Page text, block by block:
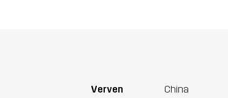
Verven China